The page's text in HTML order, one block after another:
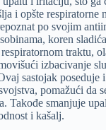
i opšte respiratorne
po svojim
koren
traktu,
izbacivanje
sastojak poseduje
pomažući da
Takođe smanjuje
i kašalj.